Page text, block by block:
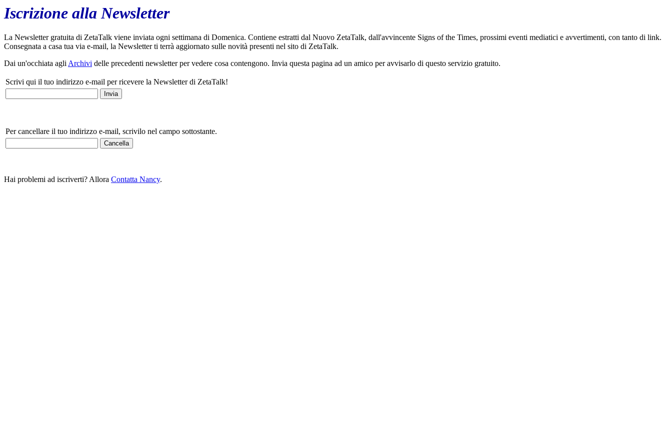
Iscrizione alla Newsletter
La Newsletter gratuita di ZetaTalk viene inviata ogni settimana di Domenica. Contiene estratti dal Nuovo ZetaTalk, dall'avvincente Signs of the Times, prossimi eventi mediatici e avvertimenti, con tanto di link.
Consegnata a casa tua via e-mail, la Newsletter ti terrà aggiornato sulle novità presenti nel sito di ZetaTalk.
Dai un'occhiata agliArchivi delle precedenti newsletter per vedere cosa contengono. Invia questa pagina ad un amico per avvisarlo di questo servizio gratuito.
Scrivi qui il tuo indirizzo e-mail per ricevere la Newsletter di ZetaTalk!
Per cancellare il tuo indirizzo e-mail, scrivilo nel campo sottostante.
Hai problemi ad iscriverti? Allora Contatta Nancy.